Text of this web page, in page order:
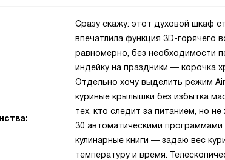
Сразу скажу: этот духовой шкаф
впечатлила функция 3D-
равномерно, без необходимости
индейку на праздники — корочка
Отдельно хочу выделить режим
куриные крылышки без избытка
тех, кто следит за питанием, но
30 автоматическими
кулинарные книги — задаю вес
температуру и время.